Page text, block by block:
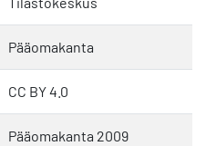
Pääomakanta
CC BY 4.0
Pääomakanta 2009